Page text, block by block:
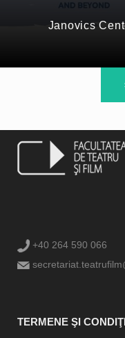
Janovics
+40 264 590 066
TERMENE ŞI